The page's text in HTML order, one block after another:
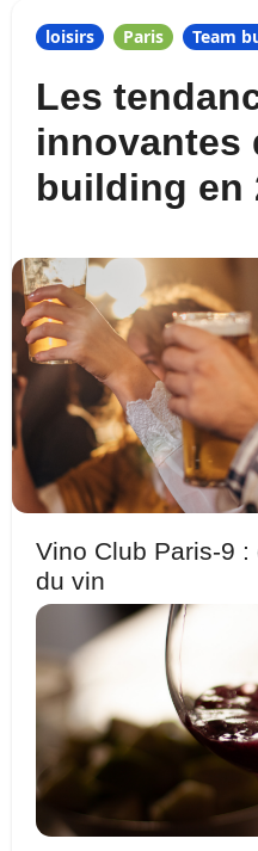
loisirs Paris Team
Les
innovantes
building en
Vino Club Paris-9
du vin